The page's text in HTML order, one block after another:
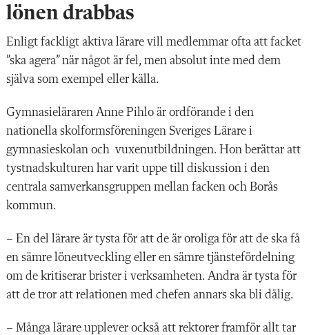
lönen drabbas
Enligt fackligt aktiva lärare vill medlemmar ofta att facket
”ska agera” när något är fel, men absolut inte med dem
själva som exempel eller källa.
Gymnasieläraren Anne Pihlo är ordförande i den
nationella skolformsföreningen Sveriges Lärare i
gymnasieskolan och vuxenutbildningen. Hon berättar att
tystnadskulturen har varit uppe till diskussion i den
centrala samverkansgruppen mellan facken och Borås
kommun.
– En del lärare är tysta för att de är oroliga för att de ska få
en sämre löneutveckling eller en sämre tjänstefördelning
om de kritiserar brister i verksamheten. Andra är tysta för
att de tror att relationen med chefen annars ska bli dålig.
– Många lärare upplever också att rektorer framför allt tar